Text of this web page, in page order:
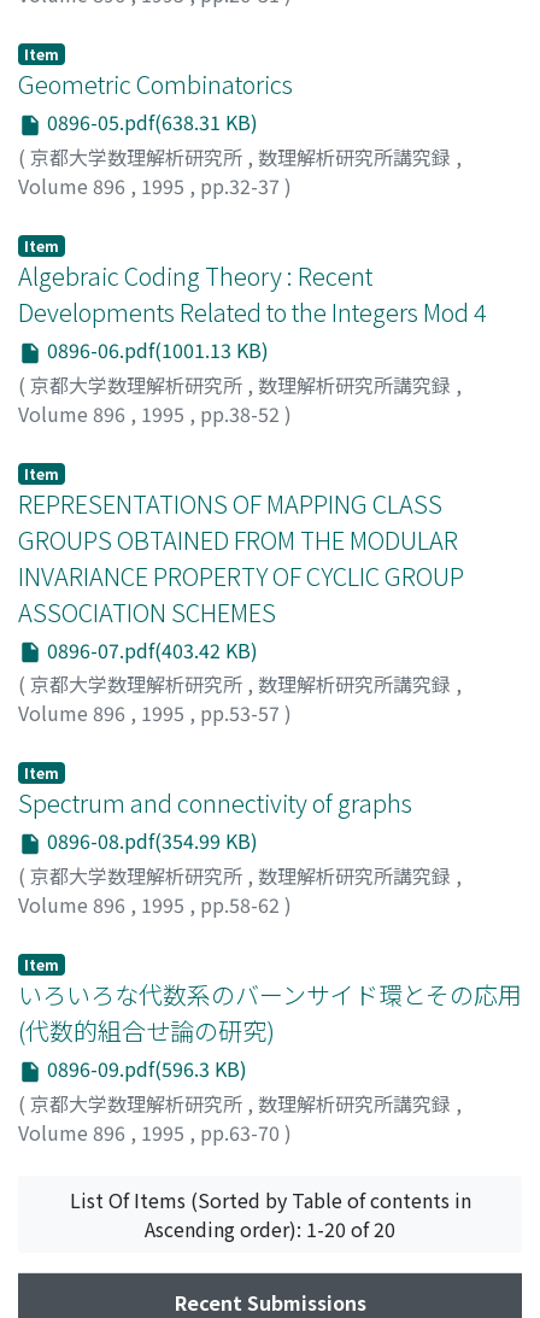
Item
Geometric Combinatorics
0896-05.pdf(638.31 KB)
( 京都大学数理解析研究所 , 数理解析研究所講究録 ,
Volume 896 , 1995 , pp.32-37 )
Item
Algebraic Coding Theory : Recent
Developments Related to the Integers Mod 4
0896-06.pdf(1001.13 KB)
( 京都大学数理解析研究所 , 数理解析研究所講究録 ,
Volume 896 , 1995 , pp.38-52 )
Item
REPRESENTATIONS OF MAPPING CLASS
GROUPS OBTAINED FROM THE MODULAR
INVARIANCE PROPERTY OF CYCLIC GROUP
ASSOCIATION SCHEMES
0896-07.pdf(403.42 KB)
( 京都大学数理解析研究所 , 数理解析研究所講究録 ,
Volume 896 , 1995 , pp.53-57 )
Item
Spectrum and connectivity of graphs
0896-08.pdf(354.99 KB)
( 京都大学数理解析研究所 , 数理解析研究所講究録 ,
Volume 896 , 1995 , pp.58-62 )
Item
いろいろな代数系のバーンサイド環とその応用
(代数的組合せ論の研究)
0896-09.pdf(596.3 KB)
( 京都大学数理解析研究所 , 数理解析研究所講究録 ,
Volume 896 , 1995 , pp.63-70 )
Tomoyuki;オダ, フミヒト ;ヨシダ, トモユキ
List Of Items (Sorted by Table of contents in
Ascending order): 1-20 of 20
Recent Submissions